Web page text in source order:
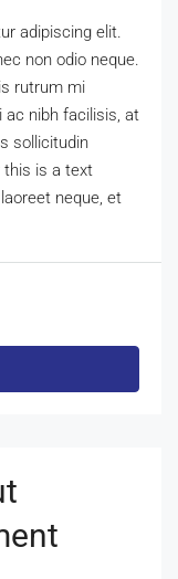
adipiscing elit.
non odio neque.
rutrum mi
ac nibh facilisis, at
sollicitudin
this is a text
neque, et